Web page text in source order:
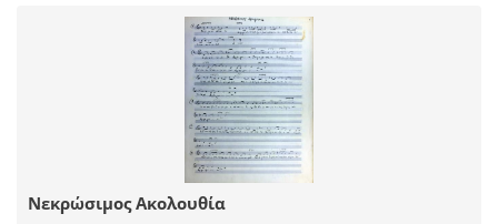
Νεκρώσιμος Ακολουθία